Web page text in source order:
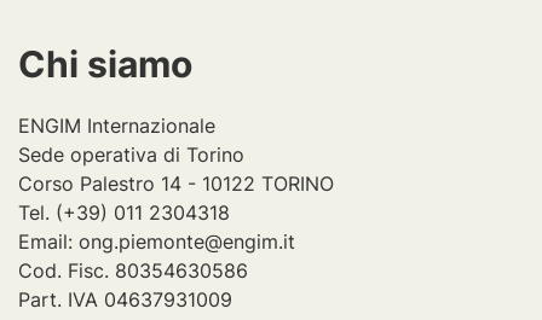
Chi siamo
ENGIM Internazionale
Sede operativa di Torino
Corso Palestro 14 - 10122 TORINO
Tel. (+39) 011 2304318
Email: ong.piemonte@engim.it
Cod. Fisc. 80354630586
Part. IVA 04637931009